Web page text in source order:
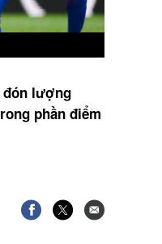
đón lượng
phần điểm